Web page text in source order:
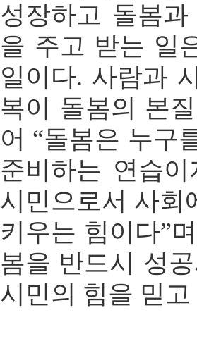
성장하고 돌봄
을 주고 받는 일
일이다. 사람과
복이 돌봄의 본
어 “돌봄은 누구
준비하는 연습
시민으로서 사회
키우는 힘이다”
봄을 반드시 성
시민의 힘을 믿